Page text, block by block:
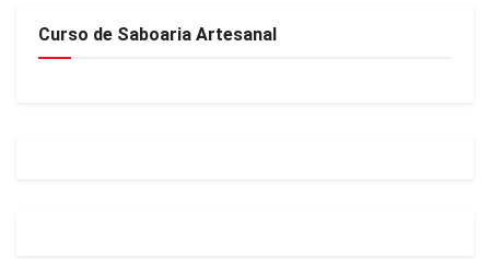
Curso de Saboaria Artesanal